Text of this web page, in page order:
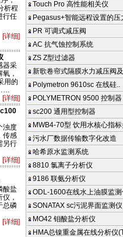
析程
行任
[详细]
器采
，
用的
[详细]
浊度
传感
另行
[详细]
酸盐
，
总磷
[详细]
HYDROLAB PHOSPHAX
Touch Pro 高性能相关仪
Pegasus+智能远程设置的压
PR 可调式减压阀
AC 抗气蚀控制系统
ZS Z型过滤器
新歌卷帘式隔膜水力减压阀
Polymetron 9610sc 在线硅..
POLYMETRON 9500 控制器
sc200 通用型控制器
MWB4-70型 饮用水核心指
污水厂数据传输数字化改造
哈希原水监测系统
8810 氯离子分析仪
9186 联氨分析仪
ODL-1600在线水上油膜监测
SONATAX sc污泥界面监测仪
MO42 钼酸盐分析仪
HMA总镍重金属在线分析仪